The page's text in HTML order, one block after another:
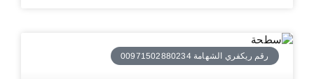
رقم ريكفري الشهامة 00971502880234